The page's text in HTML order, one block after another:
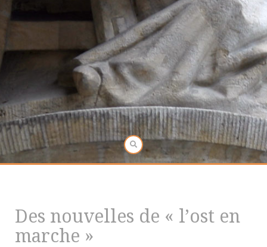
Des nouvelles de « l’ost en
marche »